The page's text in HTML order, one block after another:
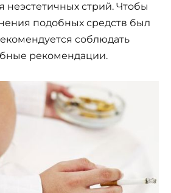
неэстетичных стрий. Чтобы
подобных средств был
соблюдать
рекомендации.